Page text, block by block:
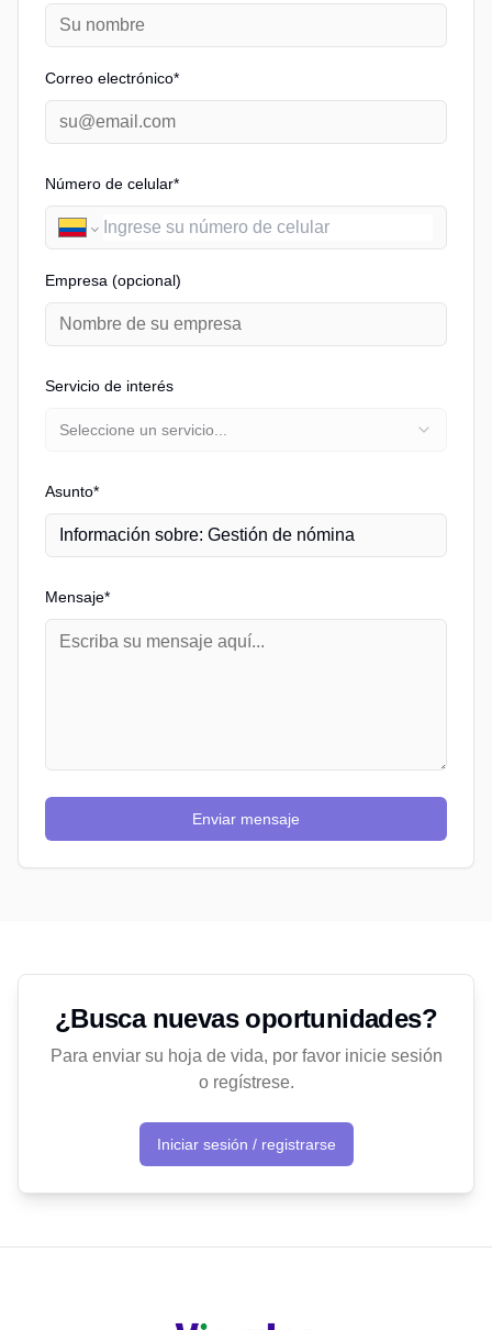
Correo electrónico*
Número de celular*
Empresa (opcional)
Servicio de interés
Seleccione un servicio...
Asunto*
Mensaje*
Enviar mensaje
¿Busca nuevas oportunidades?
Para enviar su hoja de vida, por favor inicie sesión
o regístrese.
Iniciar sesión / registrarse